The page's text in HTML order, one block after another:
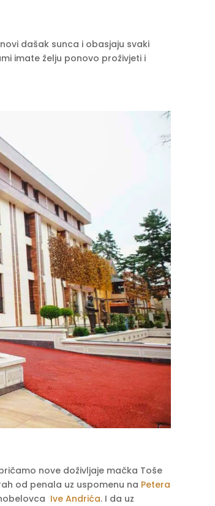
dašak sunca i obasjaju svaki
imate želju ponovo proživjeti i
nove doživljaje mačka Toše
od penala uz uspomenu na Petera
Ive Andrića. I da uz